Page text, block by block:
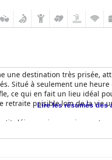
une destination très prisée,
Situé à seulement une
ce qui en fait un lieu idéal
retraite paisible loin de la vie
déjeuner impressionnant,
alimentaires, le somptueux
magnifique sur l'océan. Le
de restauration en
Lire les résumés des